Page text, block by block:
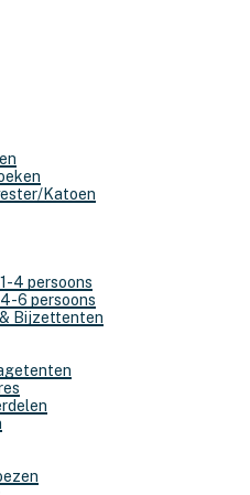
Katoen
4 persoons
6 persoons
Bijzettenten